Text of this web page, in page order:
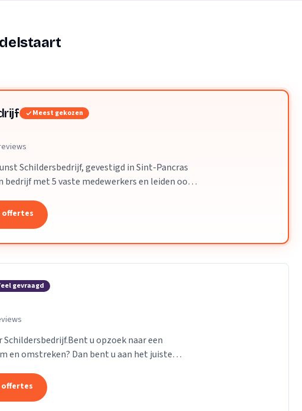
Meest gekozen
Schildersbedrijf, gevestigd in Sint-Pancras
bedrijf met 5 vaste medewerkers en leiden ook
offertes
gevraagd
Schildersbedrijf.Bent u opzoek naar een
en omstreken? Dan bent u aan het juiste